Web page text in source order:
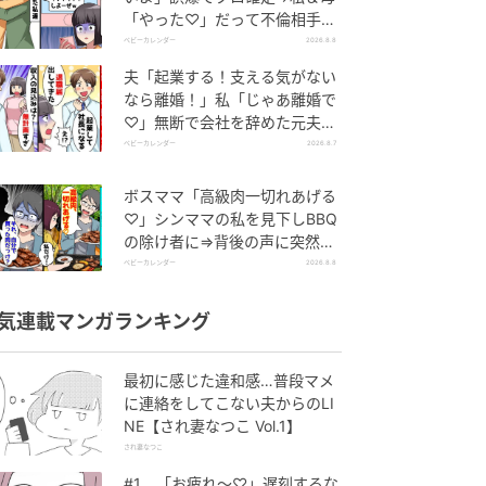
「やった♡」だって不倫相手の
正体は！
ベビーカレンダー 2026.8.8
夫「起業する！支える気がない
なら離婚！」私「じゃあ離婚で
♡」無断で会社を辞めた元夫、
お先真っ暗！
ベビーカレンダー 2026.8.7
ボスママ「高級肉一切れあげる
♡」シンママの私を見下しBBQ
の除け者に⇒背後の声に突然青
ざめたワケ
ベビーカレンダー 2026.8.8
連載マンガランキング
最初に感じた違和感…普段マメ
に連絡をしてこない夫からのLI
NE【され妻なつこ Vol.1】
され妻なつこ